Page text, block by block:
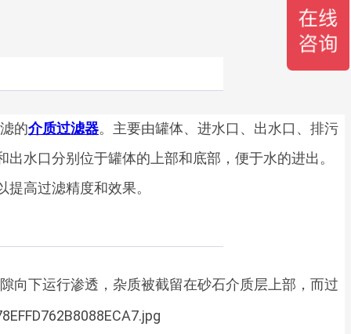
的介质过滤器。主要由罐体、进水口、出水口、排污
水口分别位于罐体的上部和底部，便于水的进出。
高过滤精度和效果。
向下运行渗透，杂质被截留在砂石介质层上部，而过